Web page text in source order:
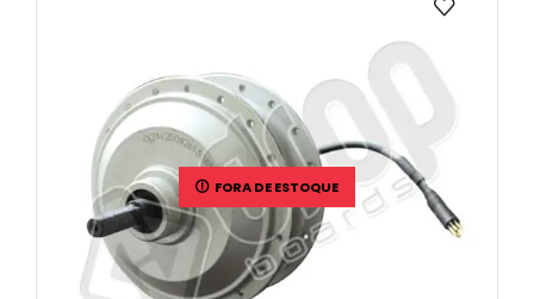
FORA DE ESTOQUE